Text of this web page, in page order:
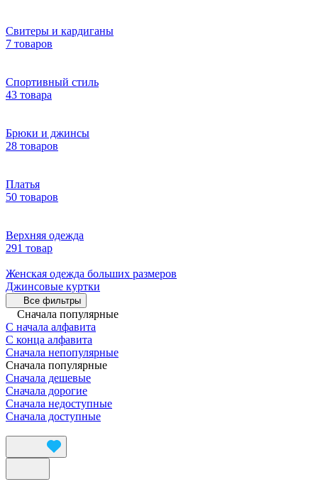
Свитеры и кардиганы
7 товаров
Спортивный стиль
43 товара
Брюки и джинсы
28 товаров
Платья
50 товаров
Верхняя одежда
291 товар
Женская одежда больших размеров
Джинсовые куртки
Все фильтры
Сначала популярные
С начала алфавита
С конца алфавита
Сначала непопулярные
Сначала популярные
Сначала дешевые
Сначала дорогие
Сначала недоступные
Сначала доступные